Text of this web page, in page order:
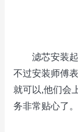
滤芯安装起
不过安装师傅
就可以,他们会
务非常贴心了。